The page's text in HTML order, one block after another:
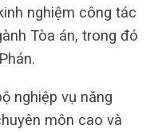
nghiệm công tác
Tòa án, trong đó
nghiệp vụ năng
môn cao và